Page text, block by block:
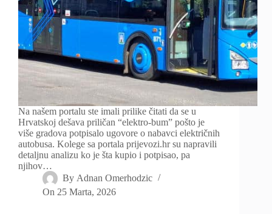
Na našem portalu ste imali prilike čitati da se u
Hrvatskoj dešava priličan “elektro-bum” pošto je
više gradova potpisalo ugovore o nabavci električnih
autobusa. Kolege sa portala prijevozi.hr su napravili
detaljnu analizu ko je šta kupio i potpisao, pa
njihov…
By Adnan Omerhodzic
On 25 Marta, 2026